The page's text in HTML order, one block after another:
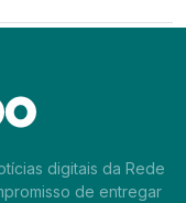
digitais da Rede
de entregar